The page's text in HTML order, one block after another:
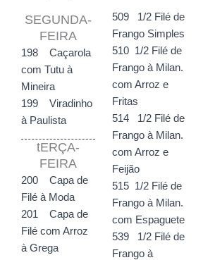
SEGUNDA-
FEIRA
198 Caçarola
com Tutu à
Mineira
199 Viradinho
à Paulista
tERÇA-
FEIRA
200 Capa de
Filé à Moda
201 Capa de
Filé com Arroz
à Grega
509 1/2 Filé de
Frango Simples
510 1/2 Filé de
Frango à Milan.
com Arroz e
Fritas
514 1/2 Filé de
Frango à Milan.
com Arroz e
Feijão
515 1/2 Filé de
Frango à Milan.
com Espaguete
539 1/2 Filé de
Frango à